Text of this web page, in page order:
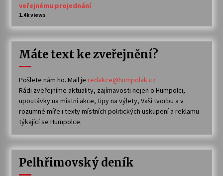
veřejnému projednání
1.4k views
Máte text ke zveřejnění?
Pošlete nám ho. Mail je redakce@humpolak.cz
Rádi zveřejníme aktuality, zajímavosti nejen o Humpolci,
upoutávky na místní akce, tipy na výlety, Vaši tvorbu a v
rozumné míře i texty místních politických uskupení a reklamu
týkající se Humpolce.
Pelhřimovský deník